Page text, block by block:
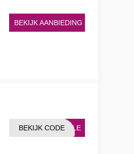
BEKIJK AANBIEDING
SALE
BEKIJK CODE